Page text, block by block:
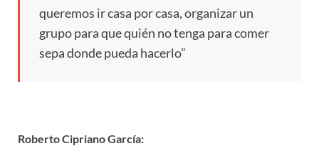
queremos ir casa por casa, organizar un
grupo para que quién no tenga para comer
sepa donde pueda hacerlo”
Roberto Cipriano García: